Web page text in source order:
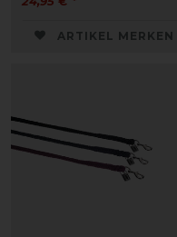
ARTIKEL MERKEN